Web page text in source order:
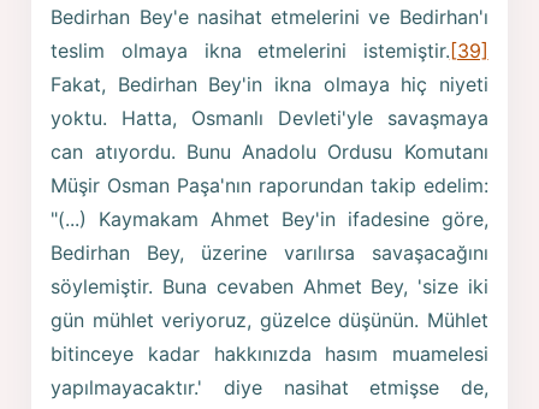
Bedirhan Bey'e nasihat etmelerini ve Bedirhan'ı
teslim olmaya ikna etmelerini istemiştir. [39]
Fakat, Bedirhan Bey'in ikna olmaya hiç niyeti
yoktu. Hatta, Osmanlı Devleti'yle savaşmaya
can atıyordu. Bunu Anadolu Ordusu Komutanı
Müşir Osman Paşa'nın raporundan takip edelim:
"(...) Kaymakam Ahmet Bey'in ifadesine göre,
Bedirhan Bey, üzerine varılırsa savaşacağını
söylemiştir. Buna cevaben Ahmet Bey, 'size iki
gün mühlet veriyoruz, güzelce düşünün. Mühlet
bitinceye kadar hakkınızda hasım muamelesi
yapılmayacaktır.' diye nasihat etmişse de,